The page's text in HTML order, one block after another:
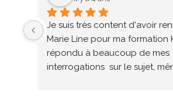
Je suis très content d'avoir
Marie Line pour ma formation
répondu à beaucoup de mes
interrogations  sur le sujet,